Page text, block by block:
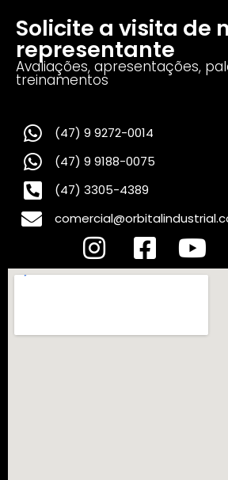
Solicite a visita de
representante
Avaliações, apresentações,
treinamentos
(47) 9 9272-0014
(47) 9 9188-0075
(47) 3305-4389